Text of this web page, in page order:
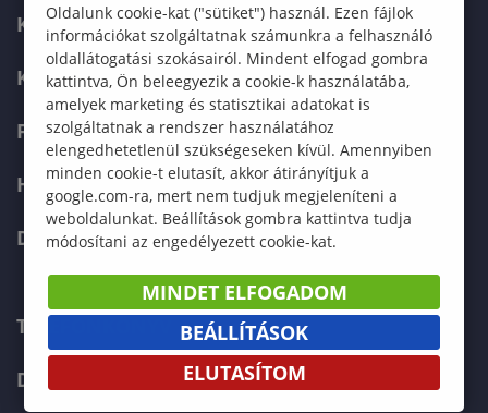
KARUNK
KÉPZÉSEK
FELVÉTELIZŐKNEK
HALLGATÓKNAK
DOKTORI ISKOLA
TELEFONKÖNYV
DOKUMENTUMOK
Oldalunk cookie-kat ("sütiket") használ. Ezen fájlok
információkat szolgáltatnak számunkra a felhasználó
oldallátogatási szokásairól. Mindent elfogad gombra
kattintva, Ön beleegyezik a cookie-k használatába,
amelyek marketing és statisztikai adatokat is
szolgáltatnak a rendszer használatához
elengedhetetlenül szükségeseken kívül. Amennyiben
minden cookie-t elutasít, akkor átirányítjuk a
google.com-ra, mert nem tudjuk megjeleníteni a
weboldalunkat. Beállítások gombra kattintva tudja
módosítani az engedélyezett cookie-kat.
MINDET ELFOGADOM
BEÁLLÍTÁSOK
ELUTASÍTOM